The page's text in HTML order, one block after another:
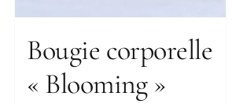
Bougie corporelle
« Blooming »